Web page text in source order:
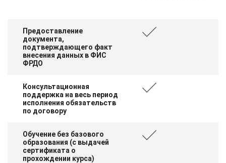
Предоставление
документа,
подтверждающего факт
внесения данных в ФИС
ФРДО
Консультационная
поддержка на весь период
исполнения обязательств
по договору
Обучение без базового
образования (с выдачей
сертификата о
прохождении курса)